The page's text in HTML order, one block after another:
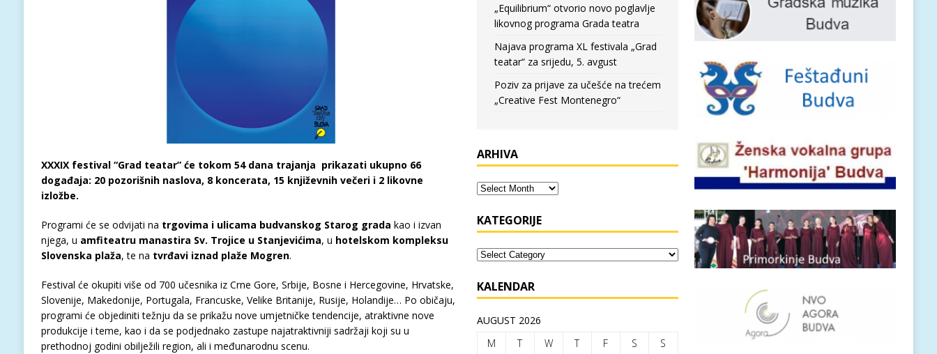
XXXIX festival “Grad teatar” će tokom 54 dana trajanja prikazati ukupno 66
događaja: 20 pozorišnih naslova, 8 koncerata, 15 književnih večeri i 2 likovne
izložbe.
Programi će se odvijati na trgovima i ulicama budvanskog Starog grada kao i izvan
njega, u amfiteatru manastira Sv. Trojice u Stanjevićima, u hotelskom kompleksu
Slovenska plaža, te na tvrđavi iznad plaže Mogren.
Festival će okupiti više od 700 učesnika iz Crne Gore, Srbije, Bosne i Hercegovine, Hrvatske,
Slovenije, Makedonije, Portugala, Francuske, Velike Britanije, Rusije, Holandije… Po običaju,
programi će objediniti težnju da se prikažu nove umjetničke tendencije, atraktivne nove
produkcije i teme, kao i da se podjednako zastupe najatraktivniji sadržaji koji su u
prethodnoj godini obilježili region, ali i međunarodnu scenu.
„Equilibrium“ otvorio novo poglavlje
likovnog programa Grada teatra
Najava programa XL festivala „Grad
teatar“ za srijedu, 5. avgust
Poziv za prijave za učešće na trećem
„Creative Fest Montenegro“
ARHIVA
KATEGORIJE
KALENDAR
AUGUST 2026
M
T W T F S
S